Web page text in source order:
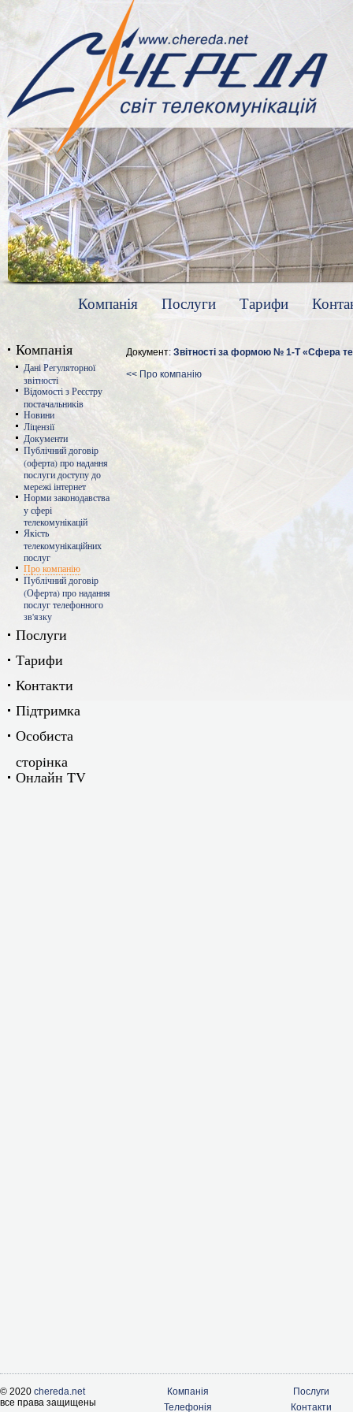
Компанія Послуги Тарифи
Компанія
Дані Регуляторної
звітності
Відомості з Реєстру
постачальників
Новини
Ліцензії
Документи
Публічний договір
(оферта) про надання
послуги доступу до
мережі інтернет
Норми законодавства
у сфері
телекомунікацій
Якість
телекомунікаційних
послуг
Про компанію
Публічний договір
(Оферта) про надання
послуг телефонного
зв'язку
Послуги
Тарифи
Контакти
Підтримка
Особиста
сторiнка
Онлайн TV
Документ: Звітності за формою № 1-Т «Сфера
<< Про компанію
© 2020 chereda.net
все права защищены
Компанія
Послуги
Телефонія
Контакти